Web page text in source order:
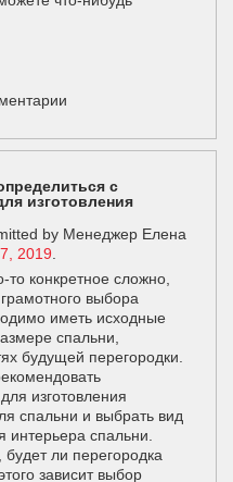
с
изготовления
by Менеджер Елена
2019
то конкретное сложно,
выбора
иметь исходные
спальни,
будущей перегородки.
изготовления
спальни и выбрать вид
спальни.
ли перегородка
зависит выбор